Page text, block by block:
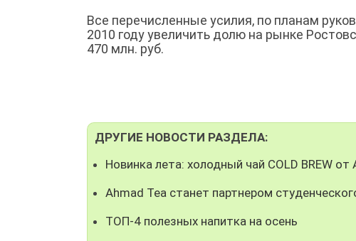
Все перечисленные усилия, по планам
2010 году увеличить долю на рынке
470 млн. руб.
ДРУГИЕ НОВОСТИ РАЗДЕЛА:
Новинка лета: холодный чай COLD BREW от
Ahmad Tea станет партнером
ТОП-4 полезных напитка на осень